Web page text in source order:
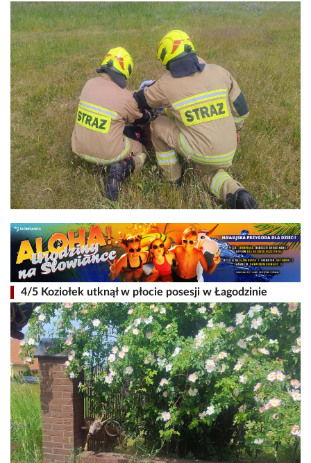
4/5 Koziołek utknął w płocie posesji w Łagodzinie